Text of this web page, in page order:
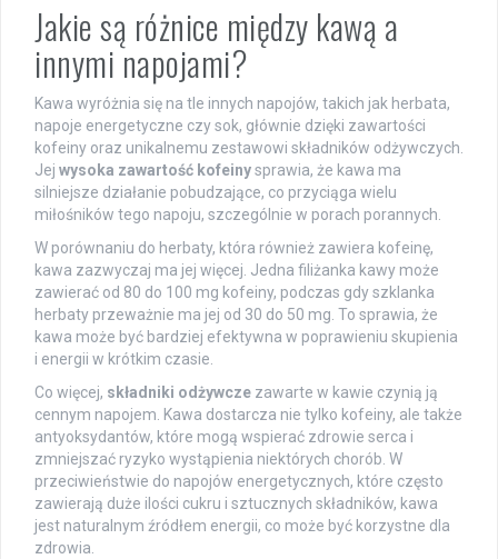
Jakie są różnice między kawą a
innymi napojami?
Kawa wyróżnia się na tle innych napojów, takich jak herbata,
napoje energetyczne czy sok, głównie dzięki zawartości
kofeiny oraz unikalnemu zestawowi składników odżywczych.
Jej wysoka zawartość kofeinysprawia, że kawa ma
silniejsze działanie pobudzające, co przyciąga wielu
miłośników tego napoju, szczególnie w porach porannych.
W porównaniu do herbaty, która również zawiera kofeinę,
kawa zazwyczaj ma jej więcej. Jedna filiżanka kawy może
zawierać od 80 do 100 mg kofeiny, podczas gdy szklanka
herbaty przeważnie ma jej od 30 do 50 mg. To sprawia, że
kawa może być bardziej efektywna w poprawieniu skupienia
i energii w krótkim czasie.
Co więcej, składniki odżywcze zawarte w kawie czynią ją
cennym napojem. Kawa dostarcza nie tylko kofeiny, ale także
antyoksydantów, które mogą wspierać zdrowie serca i
zmniejszać ryzyko wystąpienia niektórych chorób. W
przeciwieństwie do napojów energetycznych, które często
zawierają duże ilości cukru i sztucznych składników, kawa
jest naturalnym źródłem energii, co może być korzystne dla
zdrowia.